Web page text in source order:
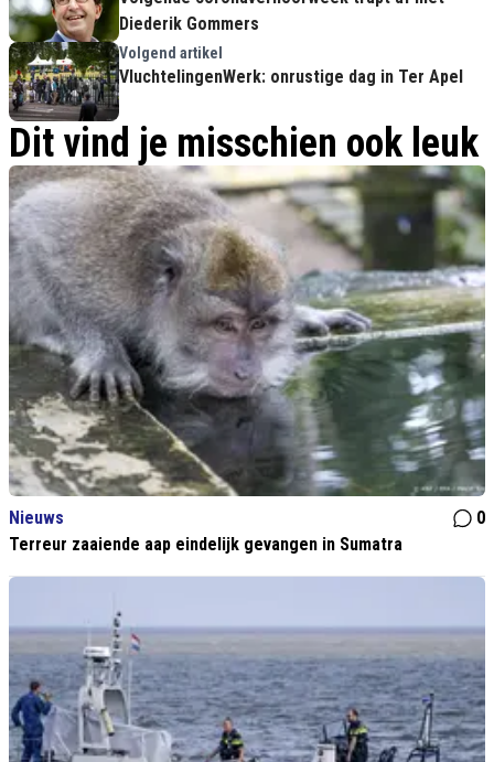
Diederik Gommers
Volgend artikel
VluchtelingenWerk: onrustige dag in Ter Apel
Dit vind je misschien ook leuk
Nieuws
0
Terreur zaaiende aap eindelijk gevangen in Sumatra